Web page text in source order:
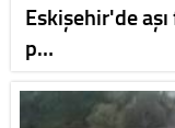
Eskişehir'de
p…